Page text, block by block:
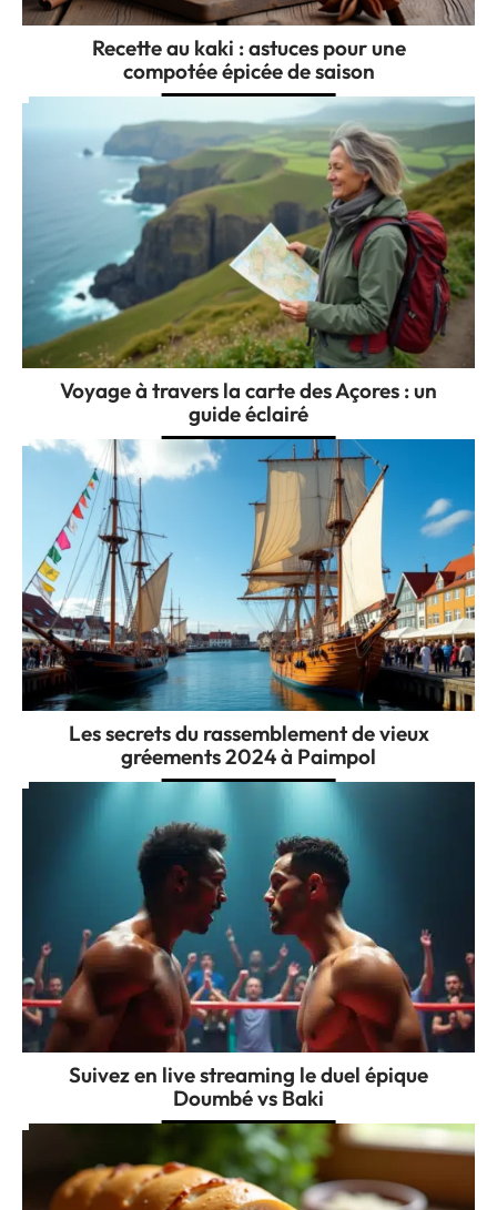
Recette au kaki : astuces pour une
compotée épicée de saison
Voyage à travers la carte des Açores : un
guide éclairé
Les secrets du rassemblement de vieux
gréements 2024 à Paimpol
Suivez en live streaming le duel épique
Doumbé vs Baki